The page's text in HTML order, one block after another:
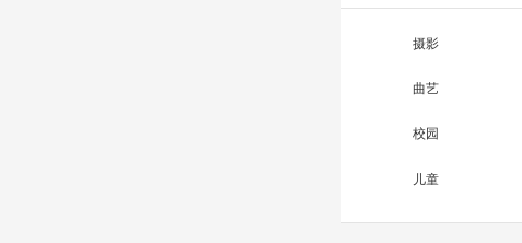
摄影
曲艺
校园
儿童